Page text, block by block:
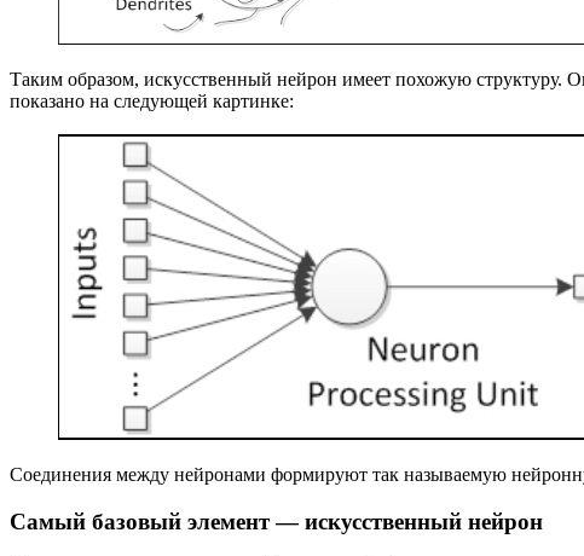
Таким образом, искусственный нейрон имеет похожую структуру.
показано на следующей картинке:
Соединения между нейронами формируют так называемую
Самый базовый элемент — искусственный нейрон